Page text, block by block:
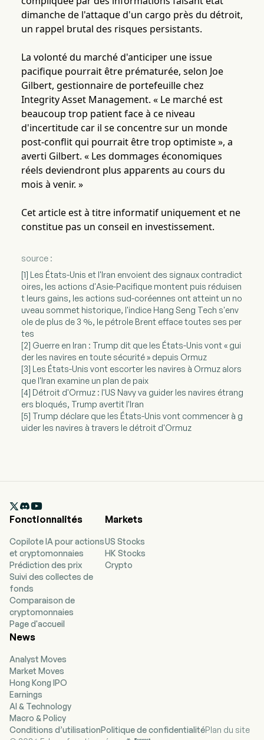
dimanche de l'attaque d'un cargo près du détroit,
un rappel brutal des risques persistants.
La volonté du marché d'anticiper une issue
pacifique pourrait être prématurée, selon Joe
Gilbert, gestionnaire de portefeuille chez
Integrity Asset Management. « Le marché est
beaucoup trop patient face à ce niveau
d'incertitude car il se concentre sur un monde
post-conflit qui pourrait être trop optimiste », a
averti Gilbert. « Les dommages économiques
réels deviendront plus apparents au cours du
mois à venir. »
Cet article est à titre informatif uniquement et ne
constitue pas un conseil en investissement.
source :
[1] Les États-Unis et l'Iran envoient des signaux contradict
oires, les actions d'Asie-Pacifique montent puis réduisen
t leurs gains, les actions sud-coréennes ont atteint un no
uveau sommet historique, l'indice Hang Seng Tech s'env
ole de plus de 3 %, le pétrole Brent efface toutes ses per
tes
[2] Guerre en Iran : Trump dit que les États-Unis vont « gui
der les navires en toute sécurité » depuis Ormuz
[3] Les États-Unis vont escorter les navires à Ormuz alors
que l'Iran examine un plan de paix
[4] Détroit d'Ormuz : l'US Navy va guider les navires étrang
ers bloqués, Trump avertit l'Iran
[5] Trump déclare que les États-Unis vont commencer à g
uider les navires à travers le détroit d'Ormuz

Fonctionnalités
Copilote IA pour actions
et cryptomonnaies
Prédiction des prix
Suivi des collectes de
fonds
Comparaison de
cryptomonnaies
Page d'accueil
Markets
US Stocks
HK Stocks
Crypto
News
Analyst Moves
Market Moves
Hong Kong IPO
Earnings
AI & Technology
Macro & Policy
Conditions d’utilisationPolitique de confidentialitéPlan du site